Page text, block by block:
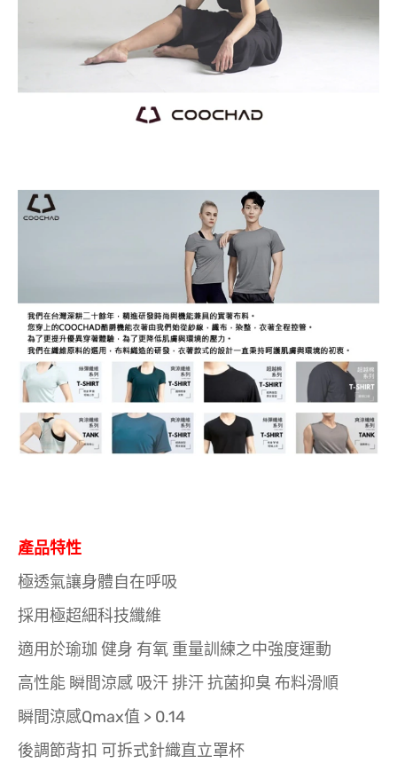
產品特性
極透氣讓身體自在呼吸
採用極超細科技纖維
適用於瑜珈 健身 有氧 重量訓練之中強度運動
高性能 瞬間涼感 吸汗 排汗 抗菌抑臭 布料滑順
瞬間涼感Qmax值 > 0.14
後調節背扣 可拆式針織直立罩杯